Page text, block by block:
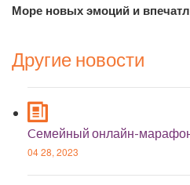
Море новых эмоций и
Другие новости
Cемейный онлайн-
04 28, 2023